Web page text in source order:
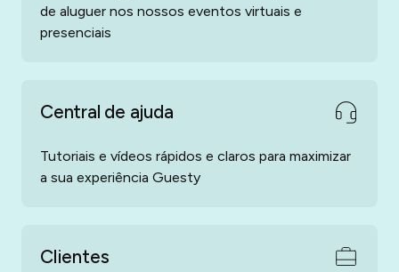
de aluguer nos nossos eventos virtuais e
presenciais
Central de ajuda
Tutoriais e vídeos rápidos e claros para maximizar
a sua experiência Guesty
Clientes